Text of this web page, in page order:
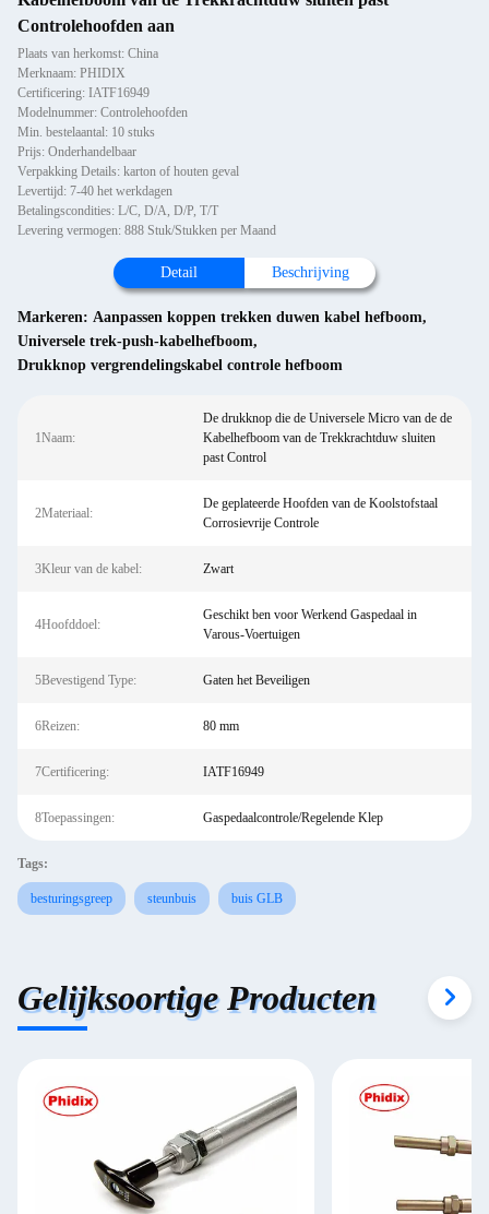
Controlehoofden aan
Plaats van herkomst: China
Merknaam: PHIDIX
Certificering: IATF16949
Modelnummer: Controlehoofden
Min. bestelaantal: 10 stuks
Prijs: Onderhandelbaar
Verpakking Details: karton of houten geval
Levertijd: 7-40 het werkdagen
Betalingscondities: L/C, D/A, D/P, T/T
Levering vermogen: 888 Stuk/Stukken per Maand
Detail Beschrijving
Markeren: Aanpassen koppen trekken duwen kabel hefboom,
Universele trek-push-kabelhefboom,
Drukknop vergrendelingskabel controle hefboom
1Naam:
De drukknop die de Universele Micro van de de
Kabelhefboom van de Trekkrachtduw sluiten
past Control
2Materiaal:
De geplateerde Hoofden van de Koolstofstaal
Corrosievrije Controle
3Kleur van de kabel: Zwart
4Hoofddoel:
Geschikt ben voor Werkend Gaspedaal in
Varous-Voertuigen
5Bevestigend Type: Gaten het Beveiligen
6Reizen: 80 mm
7Certificering: IATF16949
8Toepassingen: Gaspedaalcontrole/Regelende Klep
Tags:
besturingsgreep steunbuis buis GLB
Gelijksoortige Producten